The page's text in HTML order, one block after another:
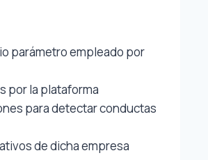
parámetro empleado por
por la plataforma
para detectar conductas
de dicha empresa